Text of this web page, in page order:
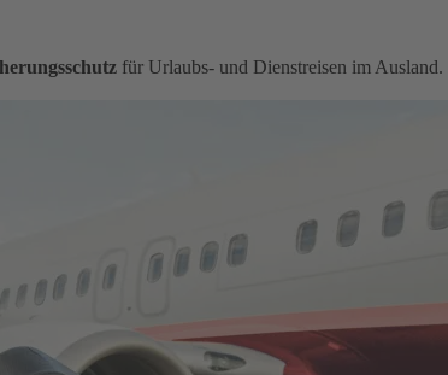
für Urlaubs- und Dienstreisen im Ausland.